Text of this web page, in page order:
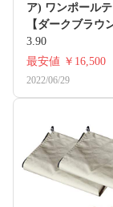
ア) ワンポール
【ダークブラウ
3.90
最安値 ￥16,500
2022/06/29